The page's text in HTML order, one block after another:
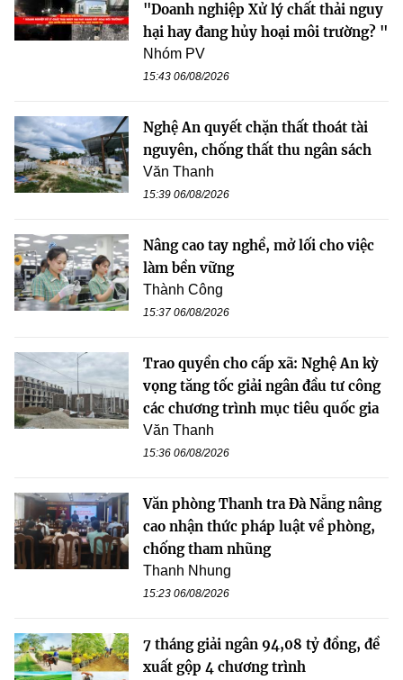
"Doanh nghiệp Xử lý chất thải nguy
hại hay đang hủy hoại môi trường? "
Nhóm PV
15:43 06/08/2026
Nghệ An quyết chặn thất thoát tài
nguyên, chống thất thu ngân sách
Văn Thanh
15:39 06/08/2026
Nâng cao tay nghề, mở lối cho việc
làm bền vững
Thành Công
15:37 06/08/2026
Trao quyền cho cấp xã: Nghệ An kỳ
vọng tăng tốc giải ngân đầu tư công
các chương trình mục tiêu quốc gia
Văn Thanh
15:36 06/08/2026
Văn phòng Thanh tra Đà Nẵng nâng
cao nhận thức pháp luật về phòng,
chống tham nhũng
Thanh Nhung
15:23 06/08/2026
7 tháng giải ngân 94,08 tỷ đồng, đề
xuất gộp 4 chương trình